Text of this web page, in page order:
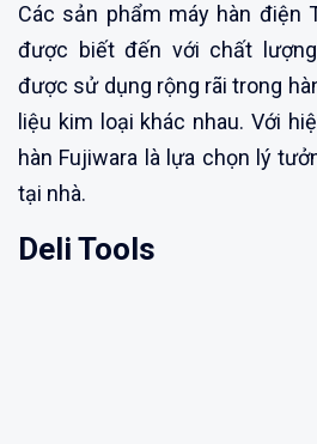
Các sản phẩm máy hàn điện
được biết đến với chất
được sử dụng rộng rãi trong
liệu kim loại khác nhau. Với
hàn Fujiwara là lựa chọn lý
tại nhà.
Deli Tools